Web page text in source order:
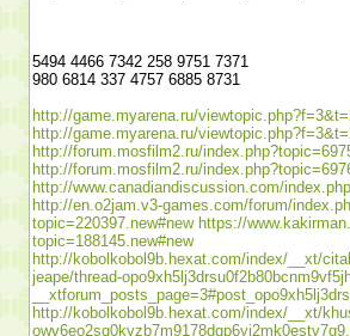
5494 4466 7342 258 9751 7371
980 6814 337 4757 6885 8731
http://game.myarena.ru/
http://game.myarena.ru/
http://forum.mosfilm2.ru/
http://forum.mosfilm2.ru/
http://www.canadiandiscussion.com/
http://en.o2jam.v3-games.com/forum/
topic=220397.new#new https://
topic=188145.new#new
http://kobolkobol9b.hexat.com/index/__xt/
jeape/thread-
http://kobolkobol9b.hexat.com/index/__xt/